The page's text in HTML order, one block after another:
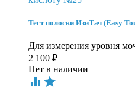
Тест полоски ИзиТач (Easy
Для измерения уровня
2 100 ₽
Нет в наличии
 